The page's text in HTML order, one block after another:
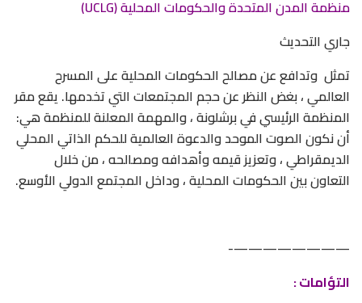
منظمة المدن المتحدة والحكومات المحلية (UCLG)
جاري التحديث
تمثل وتدافع عن مصالح الحكومات المحلية على المسرح
العالمي ، بغض النظر عن حجم المجتمعات التي تخدمها. يقع مقر
المنظمة الرئيسي في برشلونة ، والمهمة المعلنة للمنظمة هي:
أن نكون الصوت الموحد والدعوة العالمية للحكم الذاتي المحلي
الديمقراطي ، وتعزيز قيمه وأهدافه ومصالحه ، من خلال
التعاون بين الحكومات المحلية ، وداخل المجتمع الدولي الأوسع.
————————-
التؤامات :